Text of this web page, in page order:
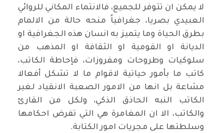
لا يمكن ان تتوفر للجميع، فالانتماء المكاني للروائي
العبيدي بصريا، جغرافياً منحه حالة من الالمام
بطرق الحياة وما يتميز به انسان هذه الجغرافية او
الديانة او القومية او الثقافة او المذهب من
سلوكيات وطروحات ومفروزات، فإحاطة الكاتب،
كاتب ما بأمور حياتية لاقوام ما لا تشكل أفعالا
مشاعة بل انها من الامور الصعبة الانقياد لغير
الكاتب النبه الحاذق الذكي، ولكل من القارئ
والكاتب، الا ان المغامرة هي التي تفرض احكامها
وسلطتها على مجريات امور الكتابة.